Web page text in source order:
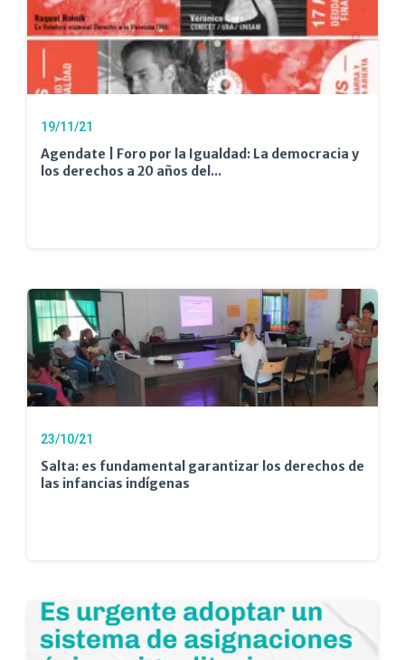
19/11/21
Agendate | Foro por la Igualdad: La democracia y
los derechos a 20 años del...
23/10/21
Salta: es fundamental garantizar los derechos de
las infancias indígenas